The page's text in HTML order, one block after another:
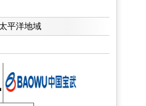
平洋地域
の表示が必要です。